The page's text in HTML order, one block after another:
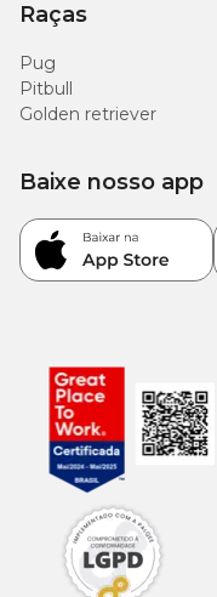
Raças
Pug
Pitbull
Golden retriever
Baixe nosso app